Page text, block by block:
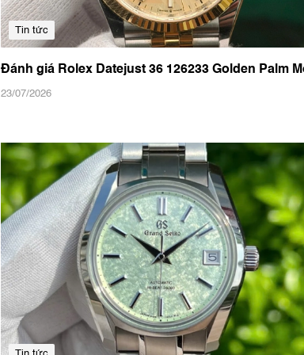
Tin tức
Đánh giá Rolex Datejust 36 126233 Golden Palm
23/07/2026